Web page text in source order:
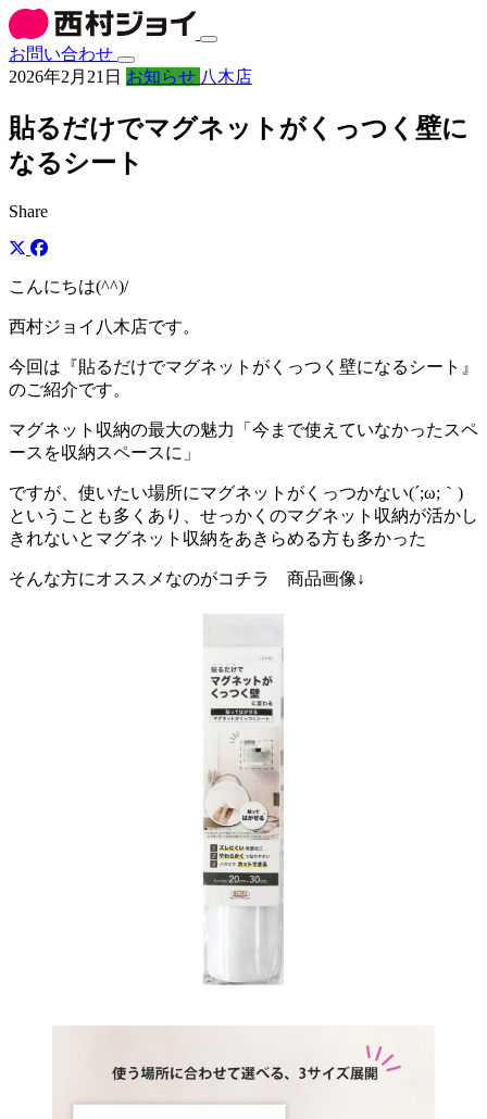
お問い合わせ
2026年2月21日 お知らせ 八木店
貼るだけでマグネットがくっつく壁に
なるシート
Share
こんにちは(^^)/
西村ジョイ八木店です。
今回は『貼るだけでマグネットがくっつく壁になるシート』
のご紹介です。
マグネット収納の最大の魅力「今まで使えていなかったスペ
ースを収納スペースに」
ですが、使いたい場所にマグネットがくっつかない(´;ω;｀)
ということも多くあり、せっかくのマグネット収納が活かし
きれないとマグネット収納をあきらめる方も多かった
そんな方にオススメなのがコチラ 商品画像↓